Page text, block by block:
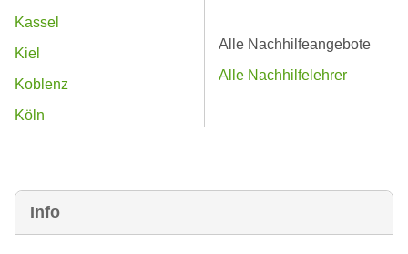
Info
Kassel
Kiel
Koblenz
Köln
Alle Nachhilfeangebote
Alle Nachhilfelehrer